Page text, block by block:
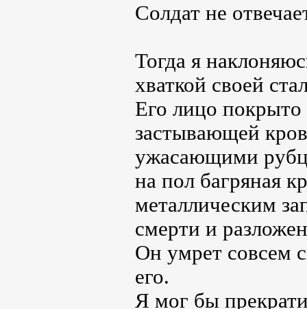
Солдат не
Тогда я
хваткой своей
Его лицо
застывающей
ужасающими
на пол багряная
металлическим
смерти и
Он умрет совсем
его.
Я мог бы